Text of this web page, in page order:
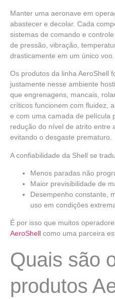
Manter uma aeronave em
abastecer e decolar. Cada
sistemas de comando e
de pressão, vibração,
drasticamente em um único voo.
Os produtos da linha AeroShell
justamente nesse ambiente
que engrenagens, mancais,
críticos funcionem com fluidez,
e com uma camada de película
redução do nível de atrito entre
evitando o desgaste prematuro.
A confiabilidade da Shell se
Menos paradas não
Maior previsibilidade de
Desempenho constante,
uso em condições
É por isso que muitos
AeroShell como uma parceira
Quais são
produtos